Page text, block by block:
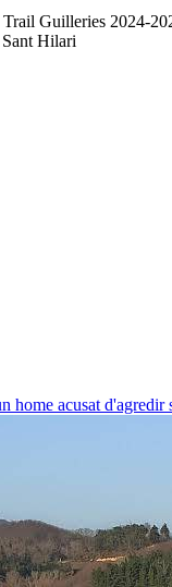
Guilleries 2024-
Hilari
home acusat